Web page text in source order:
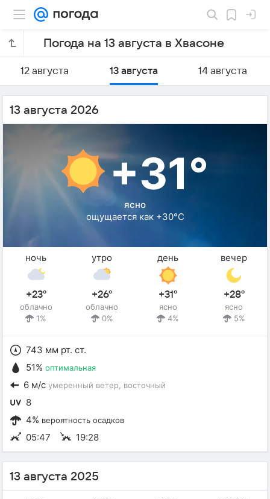
Погода на 13 августа в Хвасоне
12 августа 13 августа 14 августа
13 августа 2026
+31°
ясно
ощущается как +30°C
ночь
+23°
облачно
1%
утро
+26°
облачно
0%
день
+31°
ясно
4%
вечер
+28°
ясно
5%
743 мм рт. ст.
51% оптимальная
6 м/с умеренный ветер , восточный
8
4% вероятность осадков
05:47 19:28
13 августа 2025